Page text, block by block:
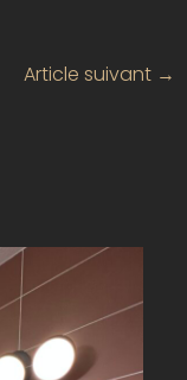
Article suivant →